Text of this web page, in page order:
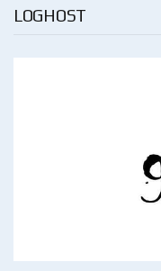
LOGHOST